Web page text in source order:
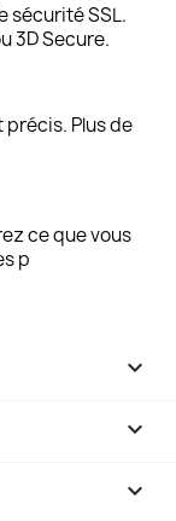
sécurité SSL.
3D Secure.
Plus de
ce que vous
p


